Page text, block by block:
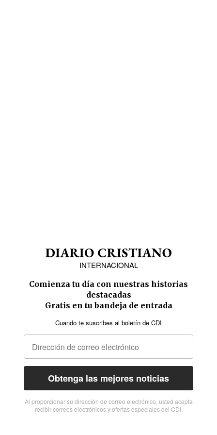
INTERNACIONAL
Comienza tu día con nuestras historias
destacadas
Gratis en tu bandeja de entrada
Cuando te suscribes al boletín de CDI
Obtenga las mejores noticias
Al proporcionar su dirección de correo electrónico, usted acepta
recibir correos electrónicos y ofertas especiales del CDI.